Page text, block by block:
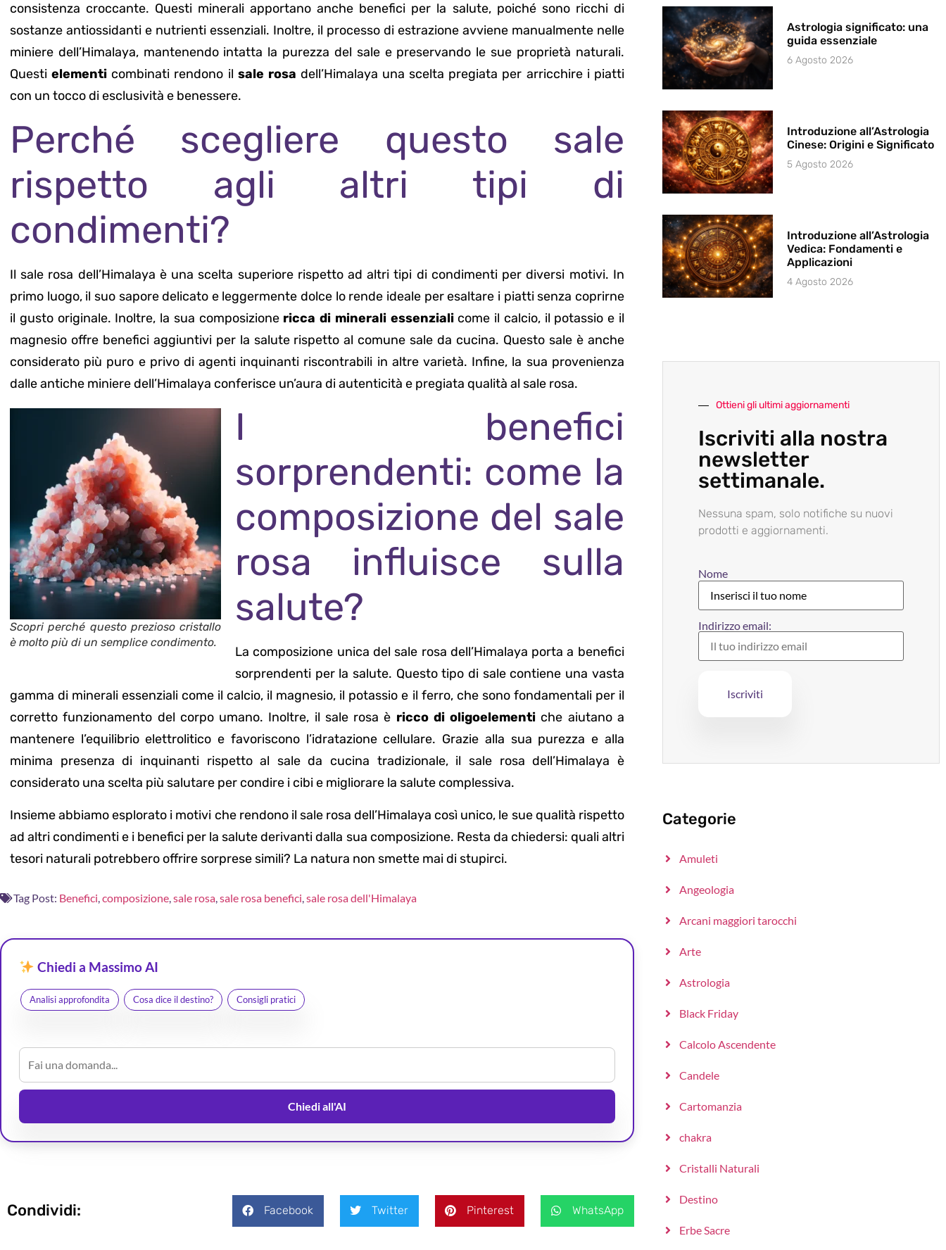
consistenza croccante. Questi minerali apportano anche benefici per la salute, poiché sono ricchi di
sostanze antiossidanti e nutrienti essenziali. Inoltre, il processo di estrazione avviene manualmente nelle
miniere dell’Himalaya, mantenendo intatta la purezza del sale e preservando le sue proprietà naturali.
Questielementi combinati rendono il sale rosa dell’Himalaya una scelta pregiata per arricchire i piatti
con un tocco di esclusività e benessere.
Perché scegliere questo sale
rispetto agli altri tipi di
condimenti?
Il sale rosa dell’Himalaya è una scelta superiore rispetto ad altri tipi di condimenti per diversi motivi. In
primo luogo, il suo sapore delicato e leggermente dolce lo rende ideale per esaltare i piatti senza coprirne
il gusto originale. Inoltre, la sua composizione ricca di minerali essenzialicome il calcio, il potassio e il
magnesio offre benefici aggiuntivi per la salute rispetto al comune sale da cucina. Questo sale è anche
considerato più puro e privo di agenti inquinanti riscontrabili in altre varietà. Infine, la sua provenienza
dalle antiche miniere dell’Himalaya conferisce un’aura di autenticità e pregiata qualità al sale rosa.
Scopri perché questo prezioso cristallo
è molto più di un semplice condimento.
I benefici
sorprendenti: come la
composizione del sale
rosa influisce sulla
salute?
La composizione unica del sale rosa dell’Himalaya porta a benefici
sorprendenti per la salute. Questo tipo di sale contiene una vasta
gamma di minerali essenziali come il calcio, il magnesio, il potassio e il ferro, che sono fondamentali per il
corretto funzionamento del corpo umano. Inoltre, il sale rosa è ricco di oligoelementi che aiutano a
mantenere l’equilibrio elettrolitico e favoriscono l’idratazione cellulare. Grazie alla sua purezza e alla
minima presenza di inquinanti rispetto al sale da cucina tradizionale, il sale rosa dell’Himalaya è
considerato una scelta più salutare per condire i cibi e migliorare la salute complessiva.
Insieme abbiamo esplorato i motivi che rendono il sale rosa dell’Himalaya così unico, le sue qualità rispetto
ad altri condimenti e i benefici per la salute derivanti dalla sua composizione. Resta da chiedersi: quali altri
tesori naturali potrebbero offrire sorprese simili? La natura non smette mai di stupirci.
Tag Post: Benefici,composizione,sale rosa,sale rosa benefici,sale rosa dell'Himalaya
Chiedi a Massimo AI
Analisi approfondita Cosa dice il destino? Consigli pratici
Chiedi all'AI
Condividi: Facebook Twitter Pinterest WhatsApp
Astrologia significato: una
guida essenziale
6 Agosto 2026
Introduzione all’Astrologia
Cinese: Origini e Significato
5 Agosto 2026
Introduzione all’Astrologia
Vedica: Fondamenti e
Applicazioni
4 Agosto 2026
Ottieni gli ultimi aggiornamenti
Iscriviti alla nostra
newsletter
settimanale.
Nessuna spam, solo notifiche su nuovi
prodotti e aggiornamenti.
Nome
Indirizzo email:
Categorie
Amuleti
Angeologia
Arcani maggiori tarocchi
Arte
Astrologia
Black Friday
Calcolo Ascendente
Candele
Cartomanzia
chakra
Cristalli Naturali
Destino
Erbe Sacre